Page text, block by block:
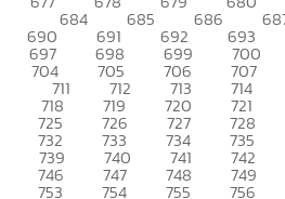
684 685 686
690 691 692 693
697 698 699 700
704 705 706 707
711 712 713 714
718 719 720 721
725 726 727 728
732 733 734 735
739 740 741 742
746 747 748 749
753 754 755 756